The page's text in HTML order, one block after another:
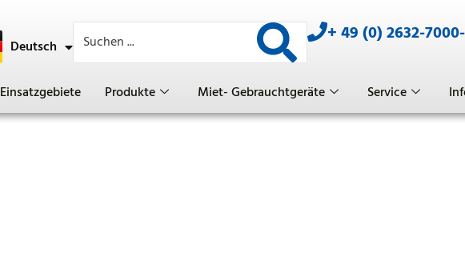
Deutsch
English
+ 49 (0) 2632-
Einsatzgebiete Produkte Miet- Gebrauchtgeräte Service